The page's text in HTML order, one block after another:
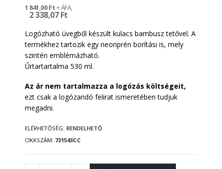
2 338,07 Ft
1 841,00 Ft
Logózható üvegből készült kulacs bambusz tetővel. A
termékhez tartozik egy neonprén borítási is, mely
szintén emblémázható.
Űrtartartalma 530 ml.
Az ár nem tartalmazza a logózás költségeit,
ezt csak a logózandó felirat ismeretében tudjuk
megadni.
ELÉRHETŐSÉG: RENDELHETŐ
CIKKSZÁM 721543CC